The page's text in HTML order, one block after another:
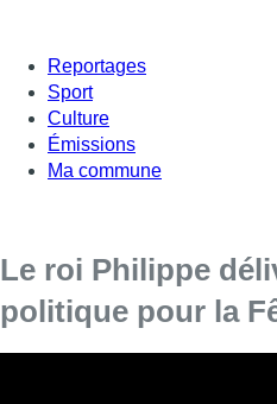
Reportages
Sport
Culture
Émissions
Ma commune
Le roi Philippe
politique pour la